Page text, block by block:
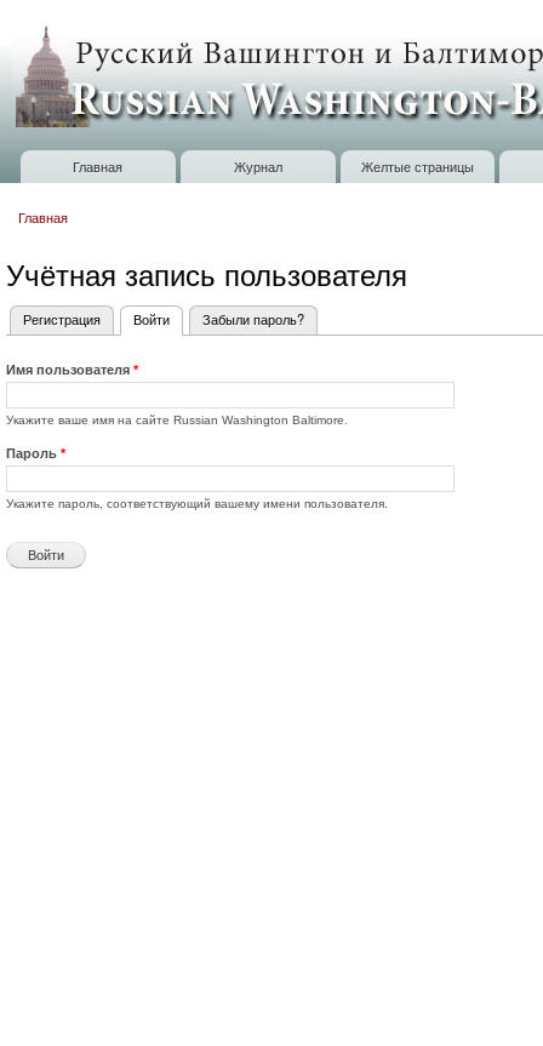
Russian
Washington
Baltimore
Главное меню
Главная Журнал Желтые страницы
Главная
Учётная запись пользователя
Главные вкладки
Регистрация Войти (активная вкладка)
Забыли пароль?
Имя пользователя *
Укажите ваше имя на сайте Russian Washington Baltimore.
Пароль *
Укажите пароль, соответствующий вашему имени пользователя.